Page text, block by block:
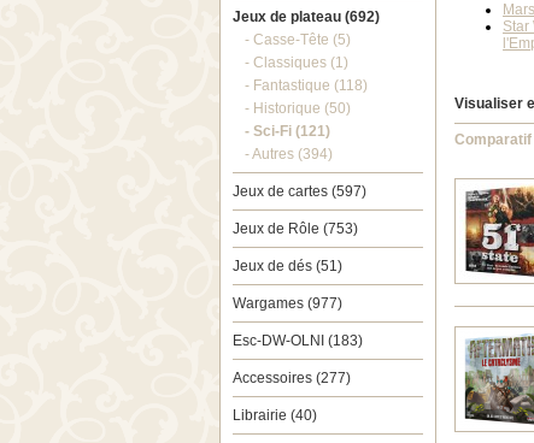
Jeux de plateau (692)
- Casse-Tête (5)
- Classiques (1)
- Fantastique (118)
- Historique (50)
- Sci-Fi (121)
- Autres (394)
Jeux de cartes (597)
Jeux de Rôle (753)
Jeux de dés (51)
Wargames (977)
Esc-DW-OLNI (183)
Accessoires (277)
Librairie (40)
Star
Visualiser